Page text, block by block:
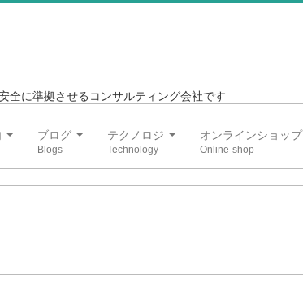
全に準拠させるコンサルティング会社です
ブログ テクノロジ オンラインショップ